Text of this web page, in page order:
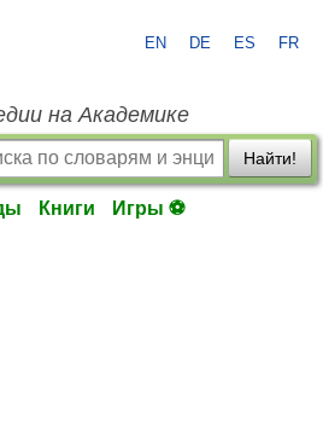
EN DE ES FR
на Академике
Найти!
Книги Игры ⚽